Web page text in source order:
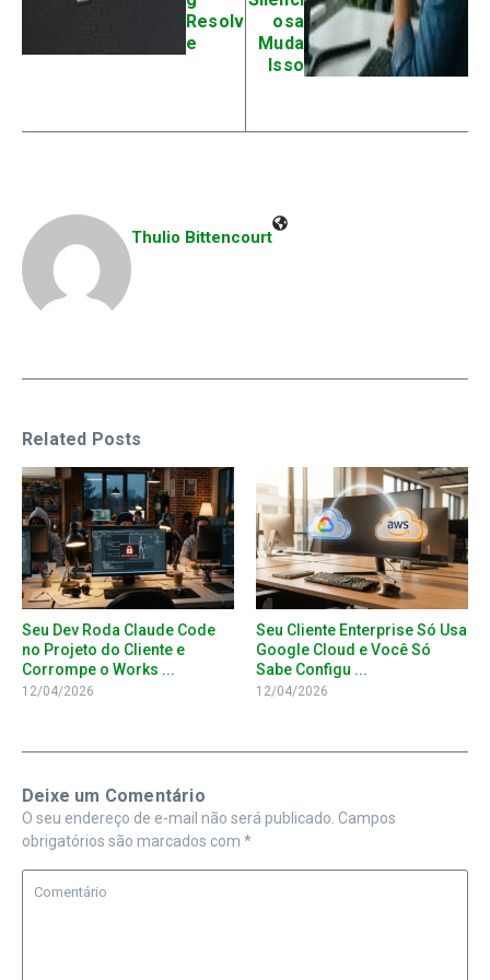
Resolv
e
osa
Muda
Isso
Thulio Bittencourt
Related Posts
Seu Dev Roda Claude Code
no Projeto do Cliente e
Corrompe o Works ...
12/04/2026
Seu Cliente Enterprise Só Usa
Google Cloud e Você Só
Sabe Configu ...
12/04/2026
Deixe um Comentário
O seu endereço de e-mail não será publicado. Campos
obrigatórios são marcados com *